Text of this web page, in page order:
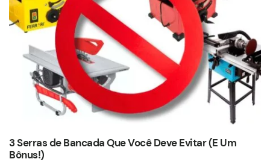
3 Serras de Bancada Que Você Deve Evitar (E Um
Bônus!)